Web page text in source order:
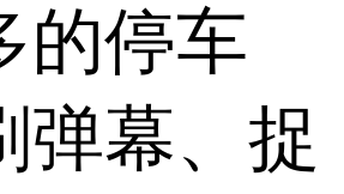
的停车
弹幕、捉